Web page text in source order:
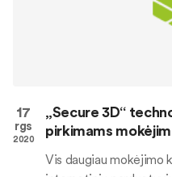
17
rgs
2020
„Secure 3D“
pirkimams
Vis daugiau mokėjimo